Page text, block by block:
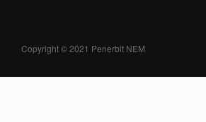
Copyright © 2021 Penerbit NEM